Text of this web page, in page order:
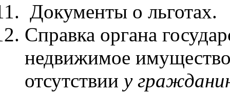
Документы о льготах.
Справка органа
недвижимое
отсутствии у